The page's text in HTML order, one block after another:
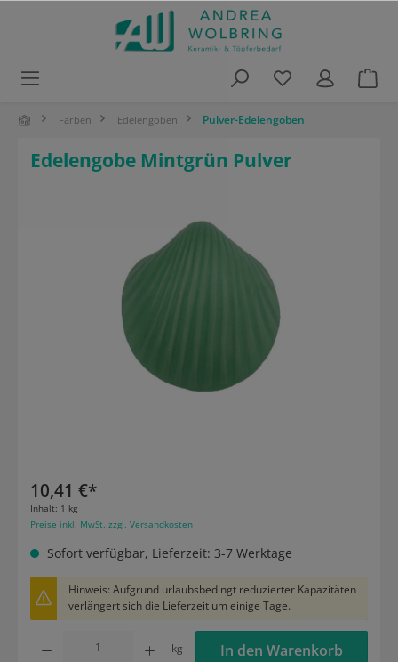
Farben Edelengoben Pulver-Edelengoben
Edelengobe Mintgrün Pulver
10,41 €*
Inhalt: 1 kg
Preise inkl. MwSt. zzgl. Versandkosten
Sofort verfügbar, Lieferzeit: 3-7 Werktage
Hinweis: Aufgrund urlaubsbedingt reduzierter Kapazitäten
verlängert sich die Lieferzeit um einige Tage.
kg In den Warenkorb